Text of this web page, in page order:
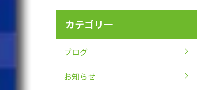
カテゴリー
ブログ
お知らせ